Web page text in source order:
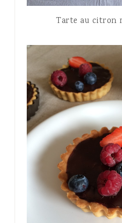
Tarte au citron